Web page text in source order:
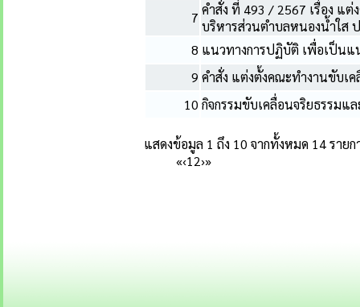
7 คำสั่ง ที่ 493 / 2567 เรื่อง แต่
บริหารส่วนตำบลหนองน้ำใส
8 แนวทางการปฏิบัติ เพื่อเป็นแ
9 คำสั่ง แต่งตั้งคณะทำงานขับเ
10 กิจกรรมขับเคลื่อนจริยธรรมแ
แสดงข้อมูล 1 ถึง 10 จากทั้งหมด 14 รายก
«‹12›»